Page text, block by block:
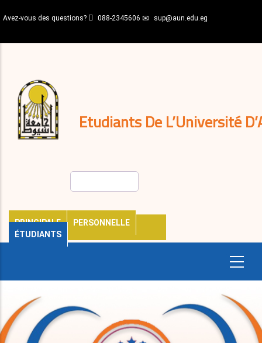
au
principal
Avez-vous des questions? 088-2345606 sup@aun.edu.eg
Etudiants De L’Université
PRINCIPALE
PERSONNELLE
ÉTUDIANTS
décisions
Expatriés
Journal